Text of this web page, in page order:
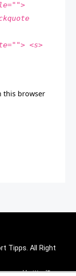
<s>
this browser
Tipps. All Right
by WordPress.